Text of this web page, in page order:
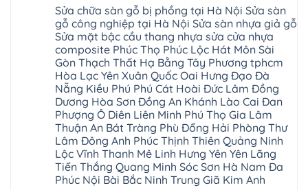
wood
đế
cao
su
IXPE
Hưng
Yên
Sài
Gòn
Ân
Thi
Hoàng
Mai
Mỹ
Hào
Tiên
Lữ
Từ
Liêm
Phù
Cừ
nhà
hà
nội
Ziccos
Flortex
Wilson
black
Hobi
wood
Glotex
Kosmos
Hobi
wood
Charm
wood
đế
cao
su
IXPE
Phú
Hà
Nội
Sửa
sàn
giả
gỗ
cong
vênh
Sửa
mặt
bậc
cầu
thang
nhựa
sửa
cửa
nhựa
composite
tpHCM
bình
luận
ở
Sửa
sàn
gỗ
bị
cong
vênh
tại
Hà
Nội
Sửa
sàn
gỗ
công
nghiệp
tại
Hà
Nội
Sửa chữa sàn gỗ bị phồng tại Hà Nội Sửa sàn
gỗ công nghiệp tại Hà Nội Sửa sàn nhựa giả gỗ
Sửa mặt bậc cầu thang nhựa sửa cửa nhựa
composite Phúc Thọ Phúc Lộc Hát Môn Sài
Gòn Thạch Thất Hạ Bằng Tây Phương tphcm
Hòa Lạc Yên Xuân Quốc Oai Hưng Đạo Đà
Nẵng Kiều Phú Phú Cát Hoài Đức Lâm Đồng
Dương Hòa Sơn Đồng An Khánh Lào Cai Đan
Phượng Ô Diên Liên Minh Phú Thọ Gia Lâm
Thuận An Bát Tràng Phù Đổng Hải Phòng Thư
Lâm Đông Anh Phúc Thịnh Thiên Quảng Ninh
Lộc Vĩnh Thanh Mê Linh Hưng Yên Yên Lãng
Tiến Thắng Quang Minh Sóc Sơn Hà Nam Đa
Phúc Nội Bài Bắc Ninh Trung Giã Kim Anh